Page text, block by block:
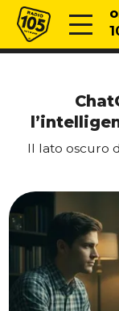
Vai al contenuto
Radio 105
Il lato oscuro